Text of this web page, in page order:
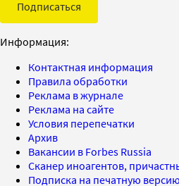
Подписаться
Информация:
Контактная информация
Правила обработки
Реклама в журнале
Реклама на сайте
Условия перепечатки
Архив
Вакансии в Forbes Russia
Сканер иноагентов,
Подписка на печатную